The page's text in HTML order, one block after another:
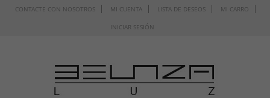
CONTACTE CON NOSOTROS MI CUENTA LISTA DE DESEOS MI CARRO
INICIAR SESIÓN